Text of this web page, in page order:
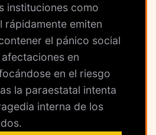
instituciones como
rápidamente emiten
el pánico social
en
en el riesgo
la paraestatal intenta
interna de los